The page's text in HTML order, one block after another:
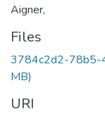
Aigner,
Files
3784c2d2-78b5-
MB)
URI